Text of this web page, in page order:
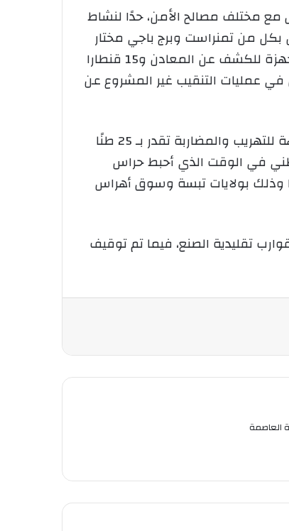
مع مختلف مصالح الأمن، حدًا لنشاط
وأوقفت مفارز الجيش بكل من تمنراست وبرج باجي مختار
وإن قزام وجانت وتندوف، 155 شخصًا وضبطت 21 مركبة و155 مولدًا كهربائيًا و124 مطرقة ضغط وتسعة أجهزة للكشف عن المعادن و15 قنطارا
عمليات التنقيب غير المشروع عن
وتمّ “توقيف 12 شخصا وضبط 11 بندقية صيد وثلاثة (03) مسدسات آلية وكميات من المواد الغذائية الموجهة للتهريب والمضاربة تقدر بـ 25 طنًا
الوطني في الوقت الذي أحبط حراس
مع مصالح الدرك الوطني محاولات تهريب كميات كبيرة من الوقود تقدر بـ 17946 لترًا وذلك بولايات تبسة وسوق أهراس
الوطنية وأنقذوا 71 شخصًا كانوا على متن قوارب تقليدية الصنع، فيما تم توقيف